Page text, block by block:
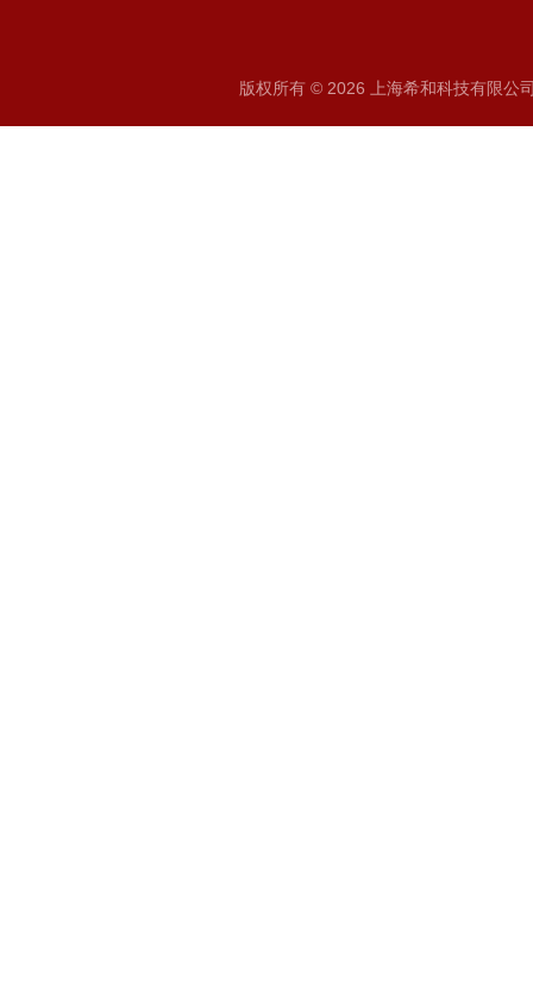
版权所有 © 2026 上海希和科技有限公